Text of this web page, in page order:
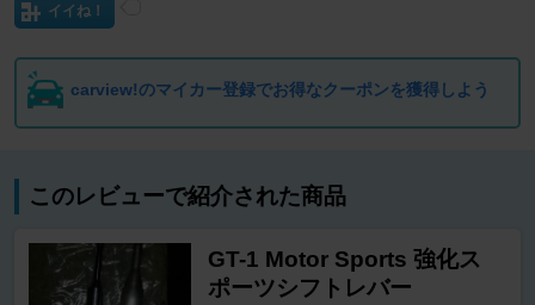
イイね！
carview!のマイカー登録でお得なクーポンを獲得しよう
このレビューで紹介された商品
GT-1 Motor Sports 強化ス
ポーツシフトレバー